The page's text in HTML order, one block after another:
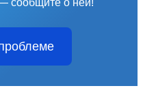
сообщите о ней!